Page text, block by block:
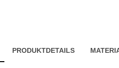
PRODUKTDETAILS